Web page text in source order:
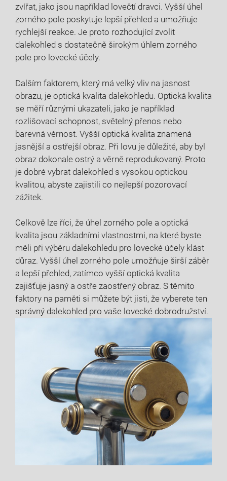
zvířat, jako jsou například lovečtí dravci. Vyšší úhel
zorného pole poskytuje lepší přehled a umožňuje
rychlejší reakce. Je proto rozhodující zvolit
dalekohled s dostatečně širokým úhlem zorného
pole pro lovecké účely.
Dalším faktorem, který má velký vliv na jasnost
obrazu, je optická kvalita dalekohledu. Optická kvalita
se měří různými ukazateli, jako je například
rozlišovací schopnost, světelný přenos nebo
barevná věrnost. Vyšší optická kvalita znamená
jasnější a ostřejší obraz. Při lovu je důležité, aby byl
obraz dokonale ostrý a věrně reprodukovaný. Proto
je dobré vybrat dalekohled s vysokou optickou
kvalitou, abyste zajistili co nejlepší pozorovací
zážitek.
Celkově lze říci, že úhel zorného pole a optická
kvalita jsou základními vlastnostmi, na které byste
měli při výběru dalekohledu pro lovecké účely klást
důraz. Vyšší úhel zorného pole umožňuje širší záběr
a lepší přehled, zatímco vyšší optická kvalita
zajišťuje jasný a ostře zaostřený obraz. S těmito
faktory na paměti si můžete být jisti, že vyberete ten
správný dalekohled pro vaše lovecké dobrodružství.